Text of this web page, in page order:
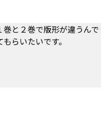
と２巻で版形が違うんで
らいたいです。